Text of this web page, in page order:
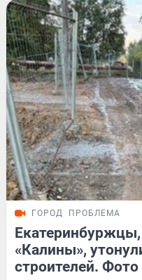
ГОРОД ПРОБЛЕМА
«Калины»,
строителей. Фото